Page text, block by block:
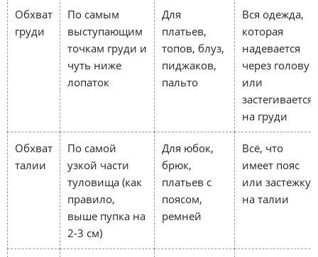
Обхват
груди
По самым
выступающим
точкам груди и
чуть ниже
лопаток
Для
платьев,
топов, блуз,
пиджаков,
пальто
Вся одежда,
которая
надевается
через голову
или
застегивается
на груди
Обхват
талии
По самой
узкой части
туловища (как
правило,
выше пупка на
2-3 см)
Для юбок,
брюк,
платьев с
поясом,
ремней
Всё, что
имеет пояс
или застежку
на талии